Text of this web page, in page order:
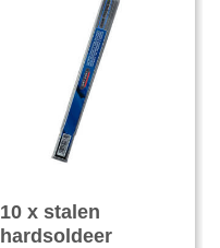
10 x stalen
hardsoldeer